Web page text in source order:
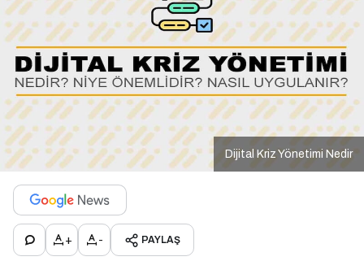
Dijital Kriz Yönetimi Nedir
+ - PAYLAŞ